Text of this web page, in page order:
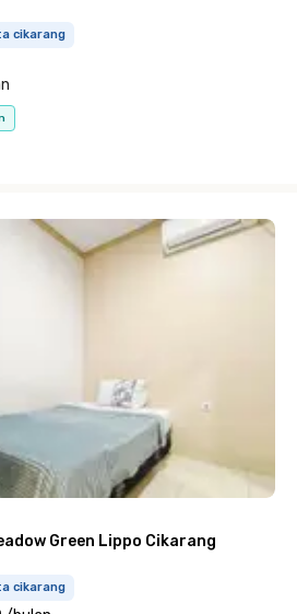
cikarang
Green Lippo Cikarang
cikarang